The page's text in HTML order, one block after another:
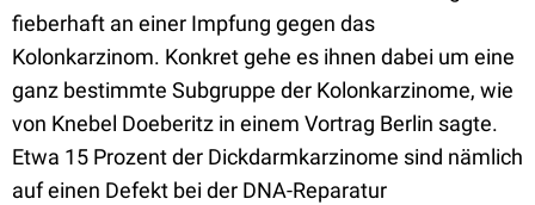
fieberhaft an einer Impfung gegen das
Kolonkarzinom. Konkret gehe es ihnen dabei um eine
ganz bestimmte Subgruppe der Kolonkarzinome, wie
von Knebel Doeberitz in einem Vortrag Berlin sagte.
Etwa 15 Prozent der Dickdarmkarzinome sind nämlich
auf einen Defekt bei der DNA-Reparatur